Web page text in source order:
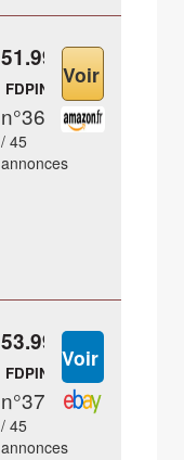
51.99 €
FDPIN
n°36
/ 45
annonces
53.99 €
FDPIN
n°37
/ 45
annonces